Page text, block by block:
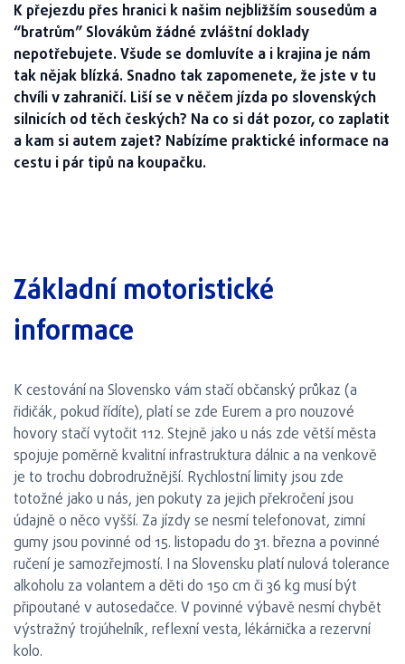
K přejezdu přes hranici k našim nejbližším sousedům a
“bratrům” Slovákům žádné zvláštní doklady
nepotřebujete. Všude se domluvíte a i krajina je nám
tak nějak blízká. Snadno tak zapomenete, že jste v tu
chvíli v zahraničí. Liší se v něčem jízda po slovenských
silnicích od těch českých? Na co si dát pozor, co zaplatit
a kam si autem zajet? Nabízíme praktické informace na
cestu i pár tipů na koupačku.
Základní motoristické
informace
K cestování na Slovensko vám stačí občanský průkaz (a
řidičák, pokud řídíte), platí se zde Eurem a pro nouzové
hovory stačí vytočit 112. Stejně jako u nás zde větší města
spojuje poměrně kvalitní infrastruktura dálnic a na venkově
je to trochu dobrodružnější. Rychlostní limity jsou zde
totožné jako u nás, jen pokuty za jejich překročení jsou
údajně o něco vyšší. Za jízdy se nesmí telefonovat, zimní
gumy jsou povinné od 15. listopadu do 31. března a povinné
ručení je samozřejmostí. I na Slovensku platí nulová tolerance
alkoholu za volantem a děti do 150 cm či 36 kg musí být
připoutané v autosedačce. V povinné výbavě nesmí chybět
výstražný trojúhelník, reflexní vesta, lékárnička a rezervní
kolo.